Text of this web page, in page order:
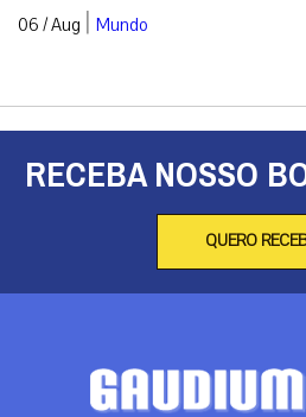
06 / Aug | Mundo
RECEBA NOSSO
QUERO